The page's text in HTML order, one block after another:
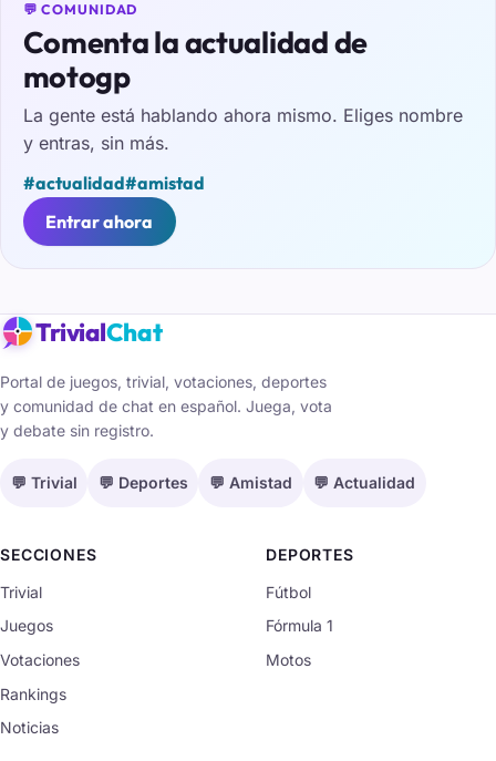
💬 COMUNIDAD
Comenta la actualidad de
motogp
La gente está hablando ahora mismo. Eliges nombre
y entras, sin más.
#actualidad#amistad
Entrar ahora
TrivialChat
Portal de juegos, trivial, votaciones, deportes
y comunidad de chat en español. Juega, vota
y debate sin registro.
💬 Trivial 💬 Deportes 💬 Amistad 💬 Actualidad
SECCIONES
Trivial
Juegos
Votaciones
Rankings
Noticias
DEPORTES
Fútbol
Fórmula 1
Motos